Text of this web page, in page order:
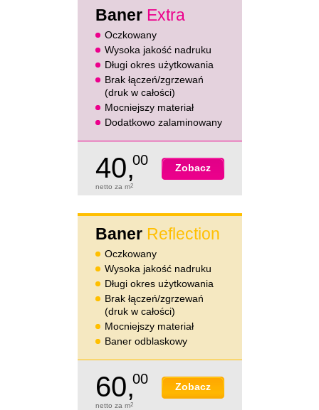
Baner Extra
Oczkowany
Wysoka jakość nadruku
Długi okres użytkowania
Brak łączeń/zgrzewań
(druk w całości)
Mocniejszy materiał
Dodatkowo zalaminowany
Zobacz
40,00
netto za m2
Baner Reflection
Oczkowany
Wysoka jakość nadruku
Długi okres użytkowania
Brak łączeń/zgrzewań
(druk w całości)
Mocniejszy materiał
Baner odblaskowy
Zobacz
60,00
netto za m2